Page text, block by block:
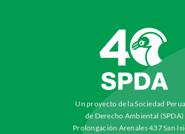
Un proyecto de la Sociedad
de Derecho Ambiental (SPDA)
Prolongación Arenales 437 San